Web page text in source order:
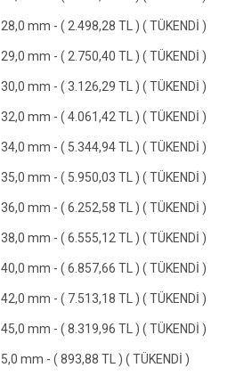
28,0 mm - ( 2.498,28 TL ) ( TÜKENDİ )
29,0 mm - ( 2.750,40 TL ) ( TÜKENDİ )
30,0 mm - ( 3.126,29 TL ) ( TÜKENDİ )
32,0 mm - ( 4.061,42 TL ) ( TÜKENDİ )
34,0 mm - ( 5.344,94 TL ) ( TÜKENDİ )
35,0 mm - ( 5.950,03 TL ) ( TÜKENDİ )
36,0 mm - ( 6.252,58 TL ) ( TÜKENDİ )
38,0 mm - ( 6.555,12 TL ) ( TÜKENDİ )
40,0 mm - ( 6.857,66 TL ) ( TÜKENDİ )
42,0 mm - ( 7.513,18 TL ) ( TÜKENDİ )
45,0 mm - ( 8.319,96 TL ) ( TÜKENDİ )
5,0 mm - ( 893,88 TL ) ( TÜKENDİ )